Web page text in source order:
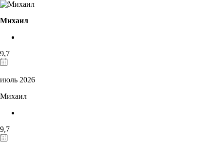
Михаил
9,7
июль 2026
Михаил
9,7